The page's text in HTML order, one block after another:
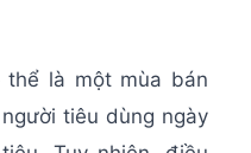
thể là một mùa bán
tiêu dùng ngày